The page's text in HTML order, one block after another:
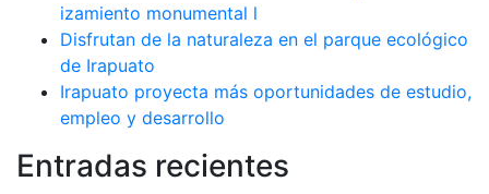
izamiento monumental l
Disfrutan de la naturaleza en el parque ecológico
de Irapuato
Irapuato proyecta más oportunidades de estudio,
empleo y desarrollo
Entradas recientes